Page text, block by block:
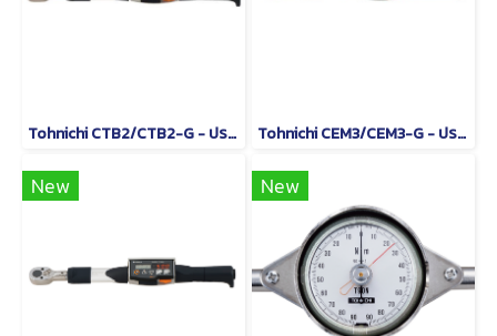
Tohnichi CTB2/CTB2-G - ประแจปอนด์แบบดิจิทัล Tohnichi CEM3/CEM3-G - ประแจวัดแรงบิดแบบอ่านค่าโดยตรง
New New